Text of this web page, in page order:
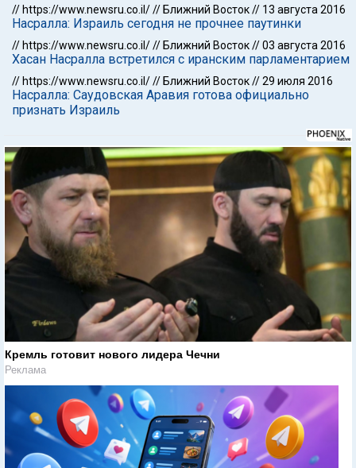
// https://www.newsru.co.il/// Ближний Восток// 13 августа 2016
Насралла: Израиль сегодня не прочнее паутинки
// https://www.newsru.co.il/// Ближний Восток//03 августа 2016
Хасан Насралла встретился с иранским парламентарием
// https://www.newsru.co.il/// Ближний Восток//29 июля 2016
Насралла: Саудовская Аравия готова официально
признать Израиль
Кремль готовит нового лидера Чечни
Реклама